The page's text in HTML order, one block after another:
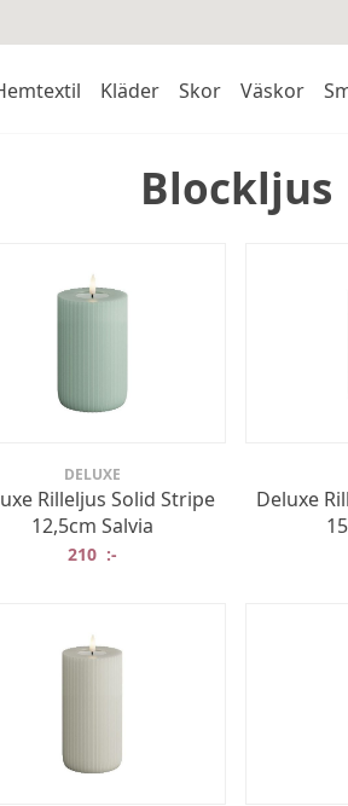
Kläder Skor Väskor
Blockljus
DELUXE
Rilleljus Solid Stripe
12,5cm Salvia
210 :-
Deluxe